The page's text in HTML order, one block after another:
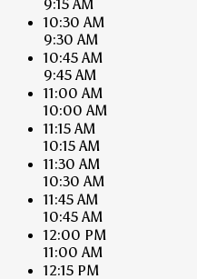
9:15 AM
10:30 AM
9:30 AM
10:45 AM
9:45 AM
11:00 AM
10:00 AM
11:15 AM
10:15 AM
11:30 AM
10:30 AM
11:45 AM
10:45 AM
12:00 PM
11:00 AM
12:15 PM